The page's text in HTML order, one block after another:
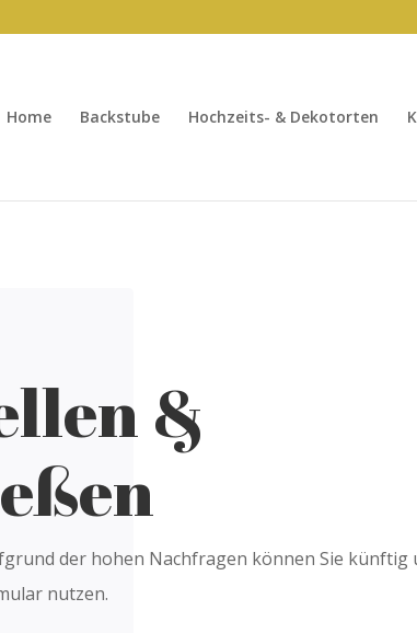
Home Backstube Hochzeits- & Dekotorten
&
der hohen Nachfragen können Sie künftig
nutzen.